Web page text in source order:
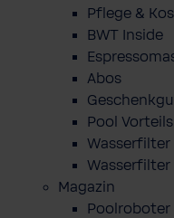
Pflege &
BWT Inside
Abos
Pool
Wasserfilter
Magazin